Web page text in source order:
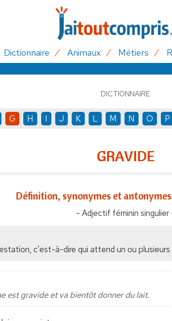
Dictionnaire Animaux Métiers
DICTIONNAIRE
G H I J K L M N O P
GRAVIDE
Définition, synonymes et
- Adjectif féminin singulier
c'est-à-dire qui attend un ou
est gravide et va bientôt donner du lait.